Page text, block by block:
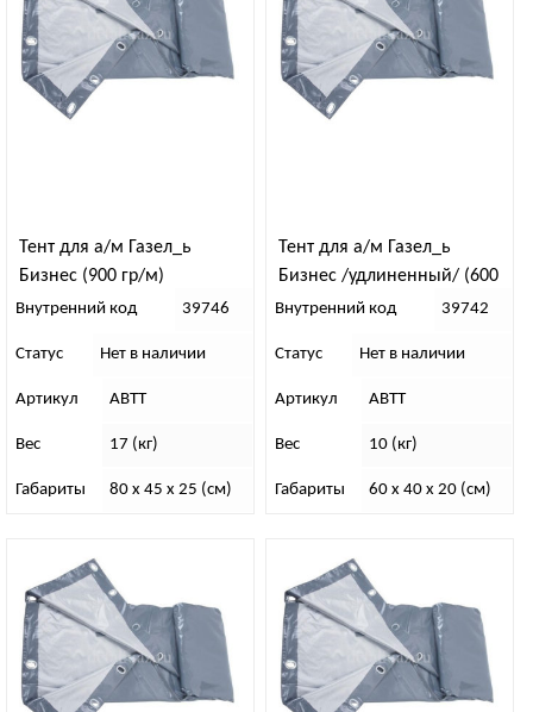
Тент для а/м Газел_ь
Бизнес (900 гр/м)
Внутренний код 39746
Статус Нет в наличии
Артикул АВТТ
Вес 17 (кг)
Габариты 80 x 45 x 25 (см)
Тент для а/м Газел_ь
Бизнес /удлиненный/ (600
гр/м)
Внутренний код 39742
Статус Нет в наличии
Артикул АВТТ
Вес 10 (кг)
Габариты 60 x 40 x 20 (см)